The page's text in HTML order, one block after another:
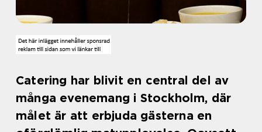
Catering har blivit en central del av
många evenemang i Stockholm, där
målet är att erbjuda gästerna en